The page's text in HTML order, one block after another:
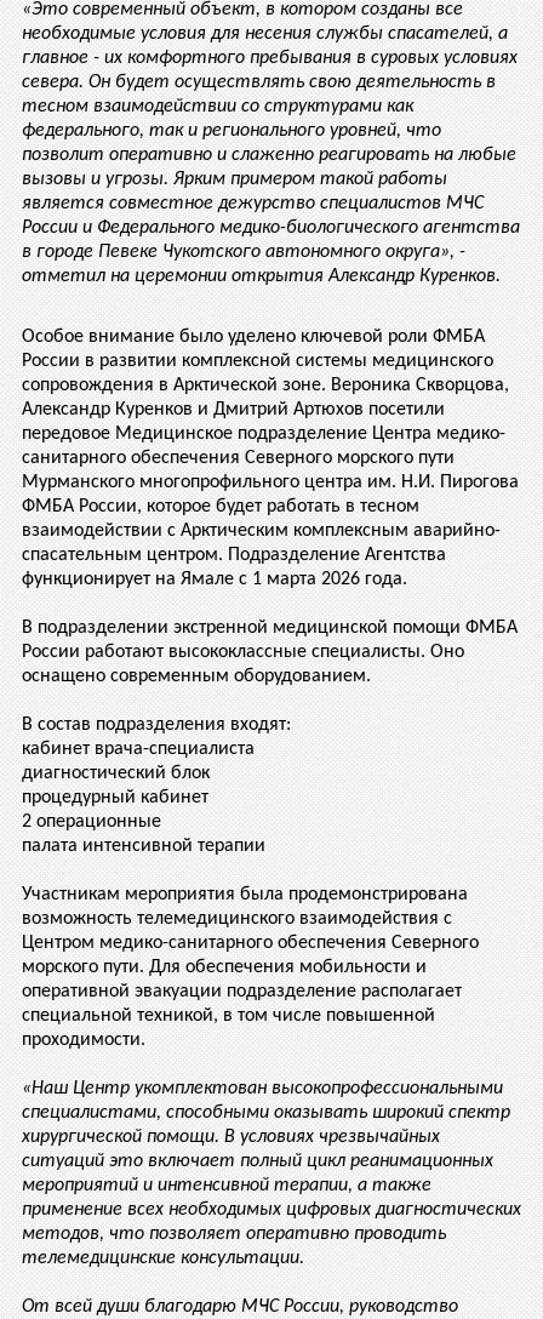
«Это современный объект, в котором созданы все
необходимые условия для несения службы спасателей, а
главное - их комфортного пребывания в суровых условиях
севера. Он будет осуществлять свою деятельность в
тесном взаимодействии со структурами как
федерального, так и регионального уровней, что
позволит оперативно и слаженно реагировать на любые
вызовы и угрозы. Ярким примером такой работы
является совместное дежурство специалистов МЧС
России и Федерального медико-биологического агентства
в городе Певеке Чукотского автономного округа», -
отметил на церемонии открытия Александр Куренков.
Особое внимание было уделено ключевой роли ФМБА
России в развитии комплексной системы медицинского
сопровождения в Арктической зоне. Вероника Скворцова,
Александр Куренков и Дмитрий Артюхов посетили
передовое Медицинское подразделение Центра медико-
санитарного обеспечения Северного морского пути
Мурманского многопрофильного центра им. Н.И. Пирогова
ФМБА России, которое будет работать в тесном
взаимодействии с Арктическим комплексным аварийно-
спасательным центром. Подразделение Агентства
функционирует на Ямале с 1 марта 2026 года.
В подразделении экстренной медицинской помощи ФМБА
России работают высококлассные специалисты. Оно
оснащено современным оборудованием.
В состав подразделения входят:
кабинет врача-специалиста
диагностический блок
процедурный кабинет
2 операционные
палата интенсивной терапии
Участникам мероприятия была продемонстрирована
возможность телемедицинского взаимодействия с
Центром медико-санитарного обеспечения Северного
морского пути. Для обеспечения мобильности и
оперативной эвакуации подразделение располагает
специальной техникой, в том числе повышенной
проходимости.
«Наш Центр укомплектован высокопрофессиональными
специалистами, способными оказывать широкий спектр
хирургической помощи. В условиях чрезвычайных
ситуаций это включает полный цикл реанимационных
мероприятий и интенсивной терапии, а также
применение всех необходимых цифровых диагностических
методов, что позволяет оперативно проводить
телемедицинские консультации.
От всей души благодарю МЧС России, руководство